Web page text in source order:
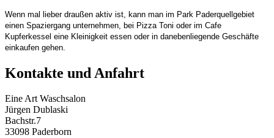
Wenn mal lieber draußen aktiv ist, kann man im Park Paderquellgebiet
einen Spaziergang unternehmen, bei Pizza Toni oder im Cafe
Kupferkessel eine Kleinigkeit essen oder in danebenliegende Geschäfte
einkaufen gehen.
Kontakte und Anfahrt
Eine Art Waschsalon
Jürgen Dublaski
Bachstr.7
33098 Paderborn